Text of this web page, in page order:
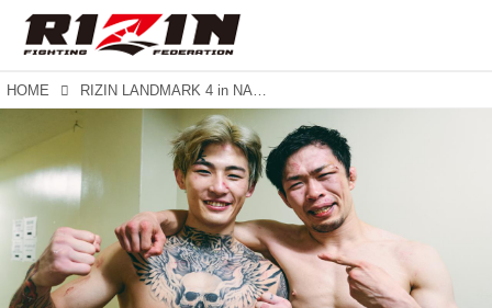
HOME RIZIN LANDMARK 4 in NAGOYAの舞台裏に迫る！RIZIN CONFESSIONS #110 配信開始！